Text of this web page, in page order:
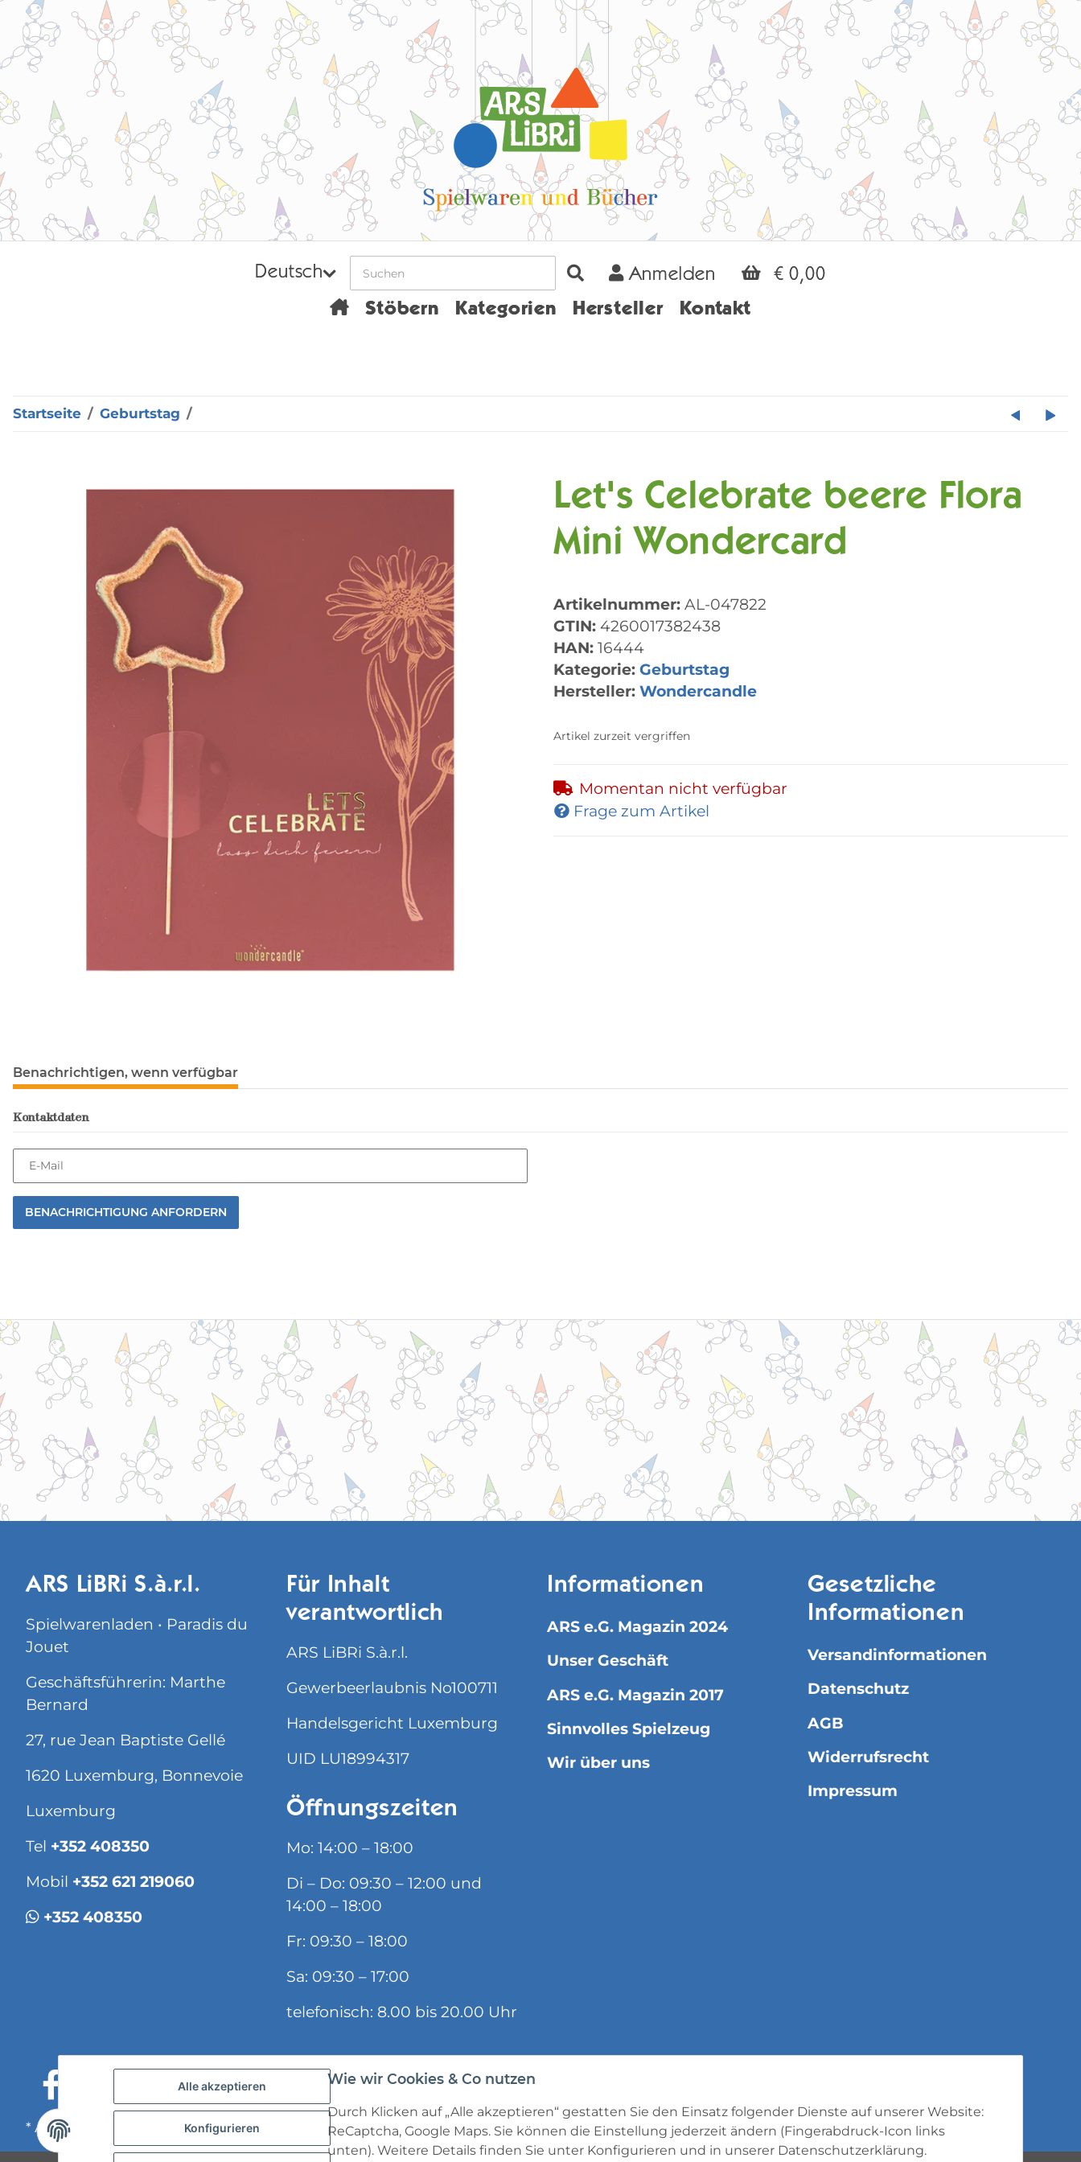
Deutsch
Home
Stöbern Kategorien Hersteller Kontakt
Anmelden € 0,00
Startseite Geburtstag
Let's Celebrate beere Flora
Mini Wondercard
Artikelnummer: AL-047822
GTIN: 4260017382438
HAN: 16444
Kategorie: Geburtstag
Hersteller: Wondercandle
Artikel zurzeit vergriffen
Momentan nicht verfügbar
Frage zum Artikel
Benachrichtigen, wenn verfügbar
Kontaktdaten
E-Mail
BENACHRICHTIGUNG ANFORDERN
ARS LiBRi S.à.r.l.
Spielwarenladen • Paradis du
Jouet
Geschäftsführerin: Marthe
Bernard
27, rue Jean Baptiste Gellé
1620 Luxemburg, Bonnevoie
Luxemburg
Tel +352 408350
Mobil +352 621 219060
+352 408350
Für Inhalt
verantwortlich
ARS LiBRi S.à.r.l.
Gewerbeerlaubnis No100711
Handelsgericht Luxemburg
UID LU18994317
Öffnungszeiten
Mo: 14:00 – 18:00
Di – Do: 09:30 – 12:00 und
14:00 – 18:00
Fr: 09:30 – 18:00
Sa: 09:30 – 17:00
telefonisch: 8.00 bis 20.00 Uhr
Informationen
ARS e.G. Magazin 2024
Unser Geschäft
ARS e.G. Magazin 2017
Sinnvolles Spielzeug
Wir über uns
Gesetzliche
Informationen
Versandinformationen
Datenschutz
AGB
Widerrufsrecht
Impressum
* Alle Preise inkl. gesetzlicher USt., zzgl. Versand
Alle akzeptieren
Konfigurieren
Wie wir Cookies & Co nutzen
Durch Klicken auf „Alle akzeptieren“ gestatten Sie den Einsatz folgender Dienste auf unserer Website:
ReCaptcha, Google Maps. Sie können die Einstellung jederzeit ändern (Fingerabdruck-Icon links
unten). Weitere Details finden Sie unter Konfigurieren und in unserer Datenschutzerklärung.